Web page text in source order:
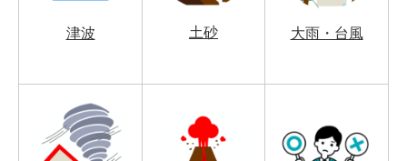
津波 土砂 大雨・台風